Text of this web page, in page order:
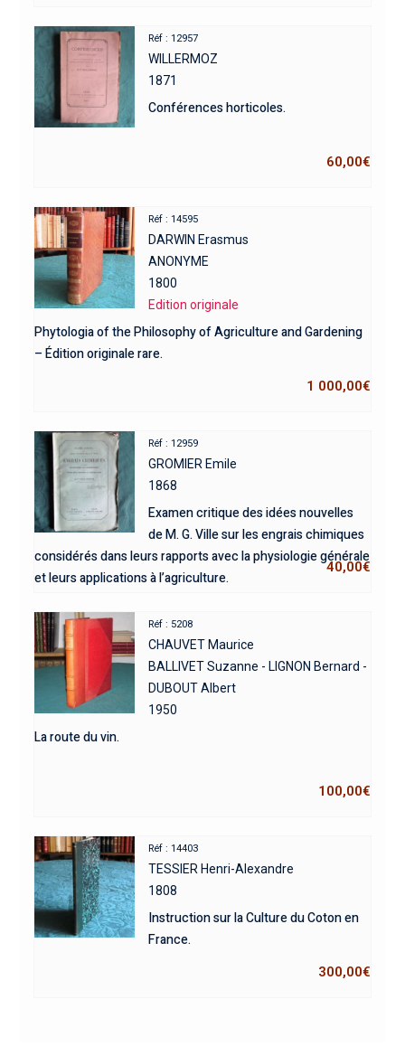
Réf : 12957
WILLERMOZ
1871
Conférences horticoles.
60,00€
Réf : 14595
DARWIN Erasmus
ANONYME
1800
Edition originale
Phytologia of the Philosophy of Agriculture and Gardening
– Édition originale rare.
1 000,00€
Réf : 12959
GROMIER Emile
1868
Examen critique des idées nouvelles
de M. G. Ville sur les engrais chimiques
considérés dans leurs rapports avec la physiologie générale
et leurs applications à l’agriculture.
40,00€
Réf : 5208
CHAUVET Maurice
BALLIVET Suzanne - LIGNON Bernard -
DUBOUT Albert
1950
La route du vin.
100,00€
Réf : 14403
TESSIER Henri-Alexandre
1808
Instruction sur la Culture du Coton en
France.
300,00€